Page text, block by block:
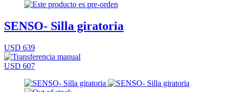
SENSO- Silla giratoria
USD 639
USD 607